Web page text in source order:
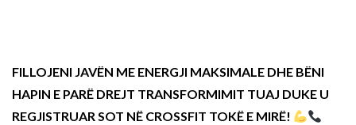
FILLOJENI JAVËN ME ENERGJI MAKSIMALE DHE BËNI
HAPIN E PARË DREJT TRANSFORMIMIT TUAJ DUKE U
REGJISTRUAR SOT NË CROSSFIT TOKË E MIRË!